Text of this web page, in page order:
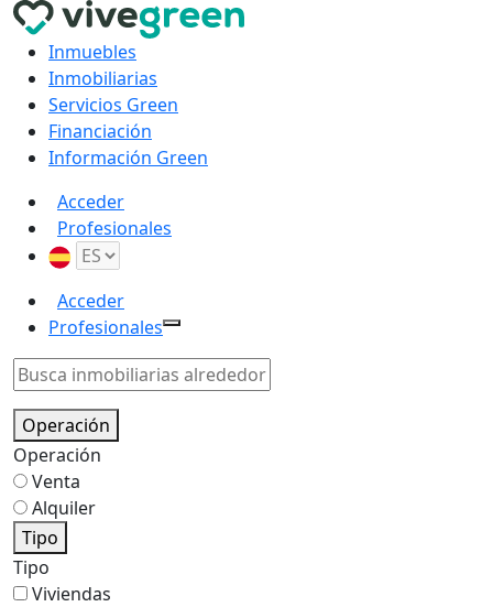
Inmuebles
Inmobiliarias
Servicios Green
Financiación
Información Green
Acceder
Profesionales
Acceder
Profesionales
Operación
Operación
Venta
Alquiler
Tipo
Tipo
Viviendas